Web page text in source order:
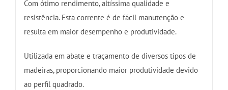
Com ótimo rendimento, altíssima qualidade e
resistência. Esta corrente é de fácil manutenção e
resulta em maior desempenho e produtividade.
Utilizada em abate e traçamento de diversos tipos de
madeiras, proporcionando maior produtividade devido
ao perfil quadrado.